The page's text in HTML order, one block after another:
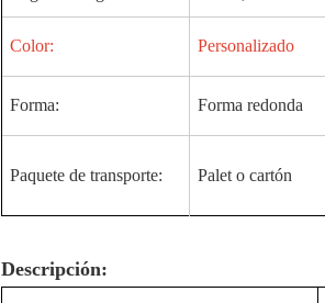
Color: Personalizado
Forma: Forma redonda
Paquete de transporte: Palet o cartón
Descripción: